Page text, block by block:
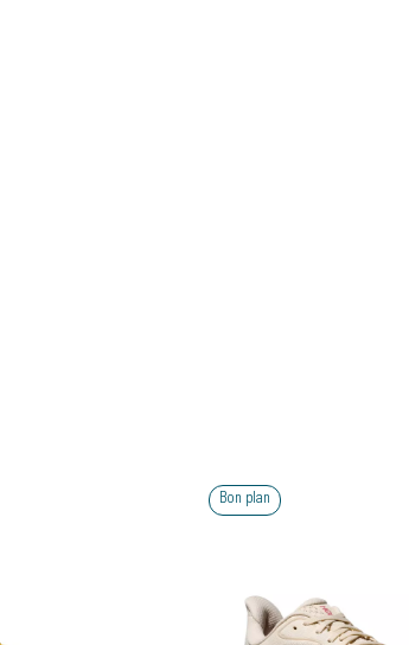
Bon plan